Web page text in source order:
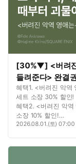
[30%▼] <버려진
들려준다> 완결
혜택1. <버려진 악역
세트 소장 30% 할인!
혜택2. <버려진 악역
소장 10% 할인!
혜택3. <버려진 악역
2026.08.01.(토)